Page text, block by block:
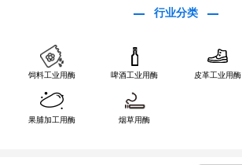
行业分类
饲料工业用酶 啤酒工业用酶 皮革工业用酶
果脯加工用酶 烟草用酶